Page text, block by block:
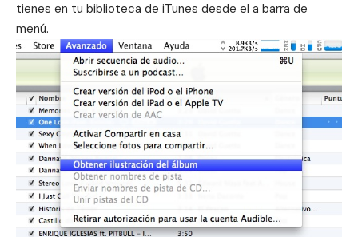
tienes en tu biblioteca de iTunes desde el a barra de
menú.